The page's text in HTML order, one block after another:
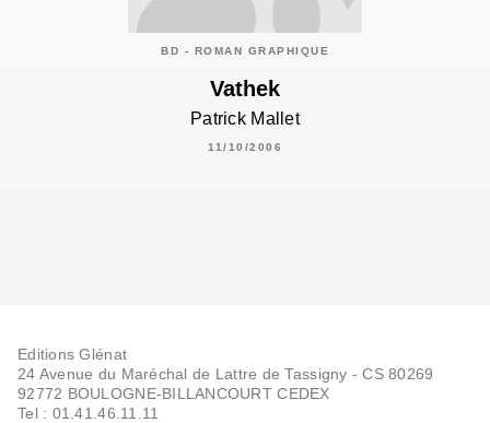
BD - ROMAN GRAPHIQUE
Vathek
Patrick Mallet
11/10/2006
Editions Glénat
24 Avenue du Maréchal de Lattre de Tassigny - CS 80269
92772 BOULOGNE-BILLANCOURT CEDEX
Tel : 01.41.46.11.11